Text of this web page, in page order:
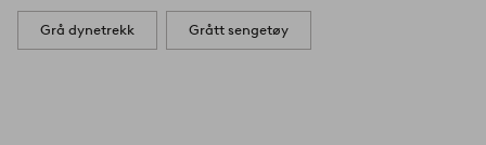
Grå dynetrekk Grått sengetøy